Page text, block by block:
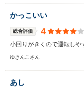
かっこいい
総合評価 4
小回りがきくので運転しや
ゆきんこさん
あし